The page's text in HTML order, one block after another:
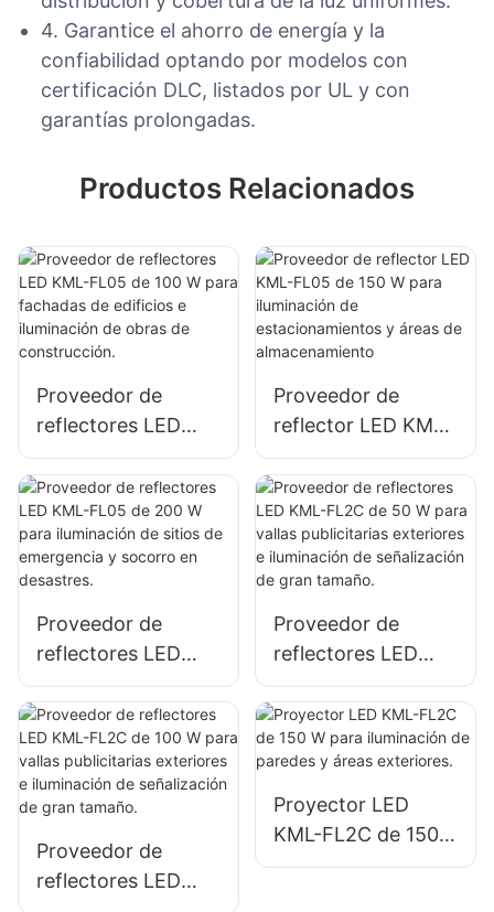
4. Garantice el ahorro de energía y la
confiabilidad optando por modelos con
certificación DLC, listados por UL y con
garantías prolongadas.
Productos Relacionados
Proveedor de
reflectores LED
KML-FL05 de 100
W para fachadas
de edificios e
iluminación de
obras de
Proveedor de
reflector LED KML-
FL05 de 150 W
para iluminación de
estacionamientos y
áreas de
almacenamiento
Proveedor de
reflectores LED
KML-FL05 de 200
W para iluminación
de sitios de
emergencia y
socorro en
Proveedor de
reflectores LED
KML-FL2C de 50 W
para vallas
publicitarias
exteriores e
iluminación de
señalización de
gran tamaño.
Proveedor de
reflectores LED
Proyector LED
KML-FL2C de 150
W para iluminación